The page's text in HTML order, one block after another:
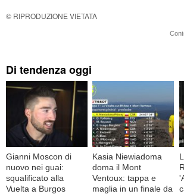
© RIPRODUZIONE VIETATA
Di tendenza oggi
Gianni Moscon di
nuovo nei guai:
squalificato alla
Vuelta a Burgos
Kasia Niewiadoma
doma il Mont
Ventoux: tappa e
maglia in un finale da